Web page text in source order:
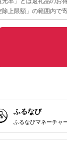
上限額」の範囲内で
ふるなび
ふるなびマネーチャ